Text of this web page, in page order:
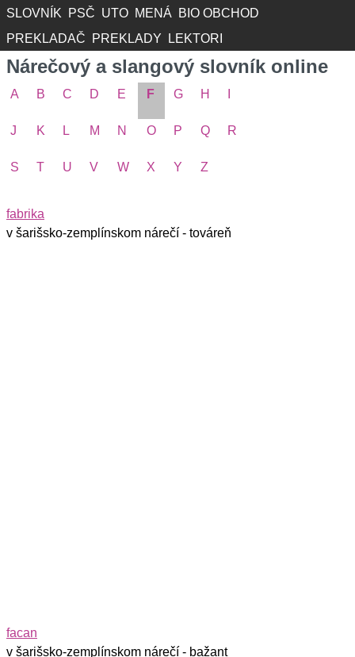
SLOVNÍK PSČ UTO MENÁ
BIO OBCHOD
PREKLADAČ
PREKLADY LEKTORI
Nárečový a slangový slovník online
A B C D E F G H
J K L M N O P Q R
S T U V W X Y Z
fabrika
v šarišsko-zemplínskom nárečí - továreň
facan
v šarišsko-zemplínskom nárečí - bažant